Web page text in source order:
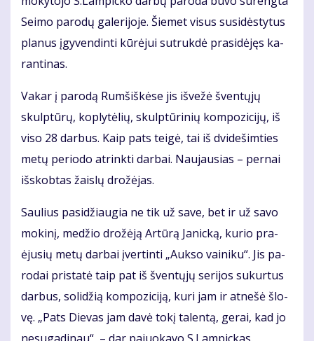
Sei­mo pa­ro­dų ga­le­ri­jo­je. Šie­met vi­sus su­si­dės­ty­tus
pla­nus įgy­ven­din­ti kū­rė­jui su­truk­dė pra­si­dė­jęs ka­
ran­ti­nas.
Va­kar į pa­ro­dą Rum­šiš­kė­se jis iš­ve­žė šven­tų­jų
skulp­tū­rų, kop­ly­tė­lių, skulp­tū­ri­nių kom­po­zi­ci­jų, iš
vi­so 28 dar­bus. Kaip pats tei­gė, tai iš dvi­de­šim­ties
me­tų pe­ri­odo at­rink­ti dar­bai. Nau­jau­sias – per­nai
iš­skob­tas žais­lų dro­žė­jas.
Sau­lius pa­si­džiau­gia ne tik už sa­ve, bet ir už sa­vo
mo­ki­nį, me­džio dro­žė­ją Ar­tū­rą Ja­nic­ką, ku­rio pra­
ėju­sių me­tų dar­bai įver­tin­ti „Auk­so vai­ni­ku“. Jis pa­
ro­dai pri­sta­tė taip pat iš šven­tų­jų se­ri­jos su­kur­tus
dar­bus, so­li­džią kom­po­zi­ci­ją, ku­ri jam ir at­ne­šė šlo­
vę. „Pats Die­vas jam da­vė to­kį ta­len­tą, ge­rai, kad jo